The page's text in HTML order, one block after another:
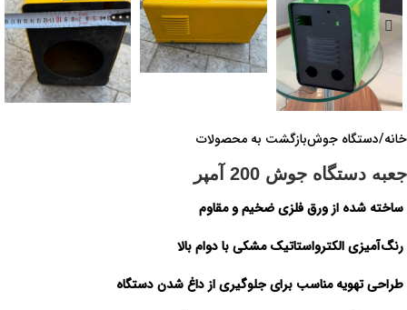
خانه/دستگاه جوشبازگشت به محصولات
جعبه دستگاه جوش 200 آمپر
ساخته شده از ورق فلزی ضخیم و مقاوم
رنگ‌آمیزی الکترواستاتیک مشکی با دوام بالا
طراحی تهویه مناسب برای جلوگیری از داغ شدن دستگاه